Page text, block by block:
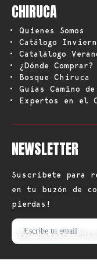
CHIRUCA
• Quienes Somos
• Catálogo
• Catalálogo
• ¿Dónde Comprar?
• Bosque Chiruca
• Guías Camino
• Expertos en el
NEWSLETTER
Suscríbete para
en tu buzón de
pierdas!
Ver nuestra